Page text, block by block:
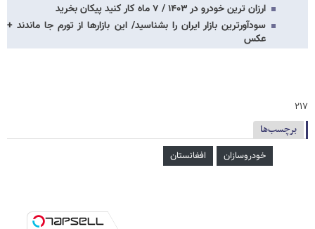
ارزان ترین خودرو در ۱۴۰۳ / ۷ ماه کار کنید پیکان بخرید
سودآورترین بازار ایران را بشناسید/ این بازارها از تورم جا ماندند +
عکس
۲۱۷
برچسب‌ها
خودروسازان افغانستان